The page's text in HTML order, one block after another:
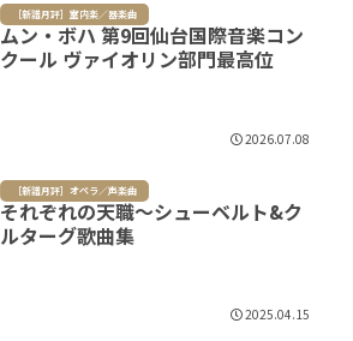
［新譜月評］室内楽／器楽曲
ムン・ボハ 第9回仙台国際音楽コン
クール ヴァイオリン部門最高位
2026.07.08
［新譜月評］オペラ／声楽曲
それぞれの天職～シューベルト&ク
ルターグ歌曲集
2025.04.15